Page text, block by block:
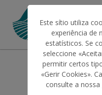
Este sítio utiliza
experiência de
estatísticos. Se
seleccione
permitir certos
«Gerir Cookies».
consulte a nossa